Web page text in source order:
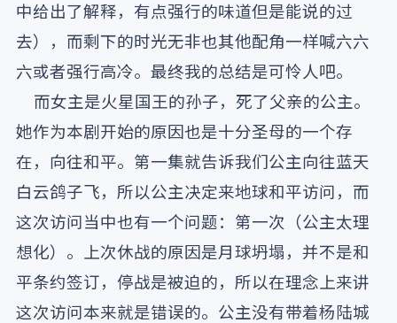
中给出了解释，有点强行的味道但是能说的过
去），而剩下的时光无非也其他配角一样喊六六
六或者强行高冷。最终我的总结是可怜人吧。
而女主是火星国王的孙子，死了父亲的公主。
她作为本剧开始的原因也是十分圣母的一个存
在，向往和平。第一集就告诉我们公主向往蓝天
白云鸽子飞，所以公主决定来地球和平访问，而
这次访问当中也有一个问题：第一次（公主太理
想化）。上次休战的原因是月球坍塌，并不是和
平条约签订，停战是被迫的，所以在理念上来讲
这次访问本来就是错误的。公主没有带着杨陆城